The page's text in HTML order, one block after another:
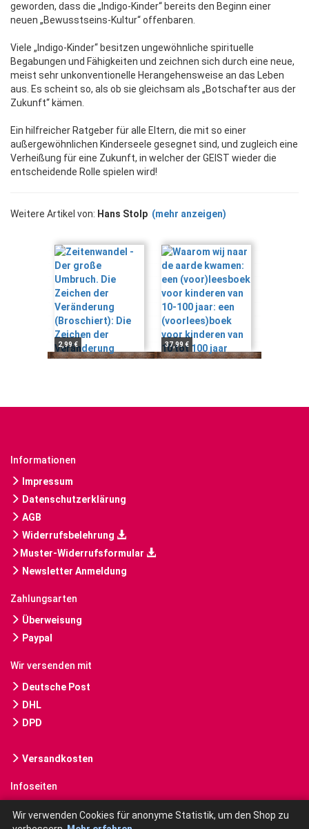
geworden, dass die „Indigo-Kinder“ bereits den Beginn einer
neuen „Bewusstseins-Kultur“ offenbaren.
Viele „Indigo-Kinder“ besitzen ungewöhnliche spirituelle
Begabungen und Fähigkeiten und zeichnen sich durch eine neue,
meist sehr unkonventionelle Herangehensweise an das Leben
aus. Es scheint so, als ob sie gleichsam als „Botschafter aus der
Zukunft“ kämen.
Ein hilfreicher Ratgeber für alle Eltern, die mit so einer
außergewöhnlichen Kinderseele gesegnet sind, und zugleich eine
Verheißung für eine Zukunft, in welcher der GEIST wieder die
entscheidende Rolle spielen wird!
Weitere Artikel von: Hans Stolp (mehr anzeigen)
2,99 € 37,99 €
Informationen
Impressum
Datenschutzerklärung
AGB
Widerrufsbelehrung
Muster-Widerrufsformular
Newsletter Anmeldung
Zahlungsarten
Überweisung
Paypal
Wir versenden mit
Deutsche Post
DHL
DPD
Versandkosten
Infoseiten
Wir verwenden Cookies für anonyme Statistik, um den Shop zu